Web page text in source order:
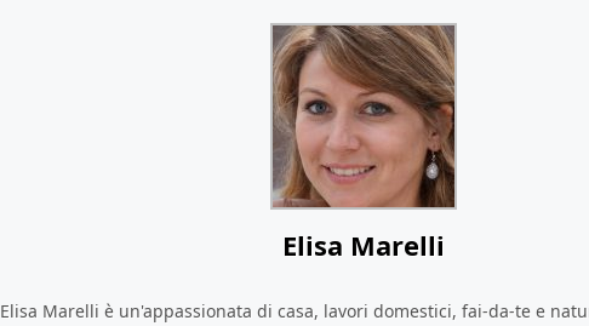
Elisa Marelli
Elisa Marelli è un'appassionata di casa, lavori domestici, fai-da-te e